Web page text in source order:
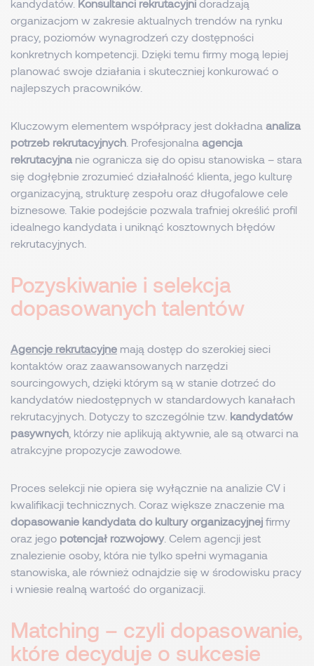
kandydatów. Konsultanci rekrutacyjni doradzają
organizacjom w zakresie aktualnych trendów na rynku
pracy, poziomów wynagrodzeń czy dostępności
konkretnych kompetencji. Dzięki temu firmy mogą lepiej
planować swoje działania i skuteczniej konkurować o
najlepszych pracowników.
Kluczowym elementem współpracy jest dokładna analiza
potrzeb rekrutacyjnych . Profesjonalna agencja
rekrutacyjna nie ogranicza się do opisu stanowiska – stara
się dogłębnie zrozumieć działalność klienta, jego kulturę
organizacyjną, strukturę zespołu oraz długofalowe cele
biznesowe. Takie podejście pozwala trafniej określić profil
idealnego kandydata i uniknąć kosztownych błędów
rekrutacyjnych.
Pozyskiwanie i selekcja
dopasowanych talentów
Agencje rekrutacyjne mają dostęp do szerokiej sieci
kontaktów oraz zaawansowanych narzędzi
sourcingowych, dzięki którym są w stanie dotrzeć do
kandydatów niedostępnych w standardowych kanałach
rekrutacyjnych. Dotyczy to szczególnie tzw. kandydatów
pasywnych , którzy nie aplikują aktywnie, ale są otwarci na
atrakcyjne propozycje zawodowe.
Proces selekcji nie opiera się wyłącznie na analizie CV i
kwalifikacji technicznych. Coraz większe znaczenie ma
dopasowanie kandydata do kultury organizacyjnej firmy
oraz jego potencjał rozwojowy. Celem agencji jest
znalezienie osoby, która nie tylko spełni wymagania
stanowiska, ale również odnajdzie się w środowisku pracy
i wniesie realną wartość do organizacji.
Matching – czyli dopasowanie,
które decyduje o sukcesie